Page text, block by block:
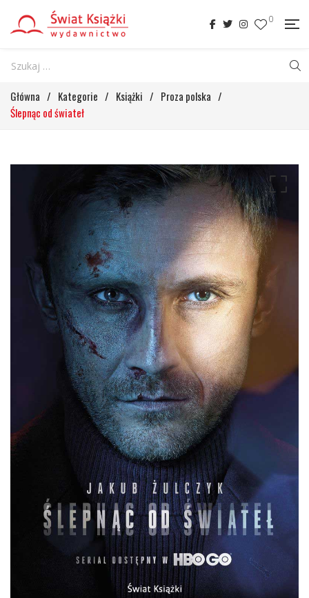
0
Główna / Kategorie / Książki / Proza polska /
Ślepnąc od świateł